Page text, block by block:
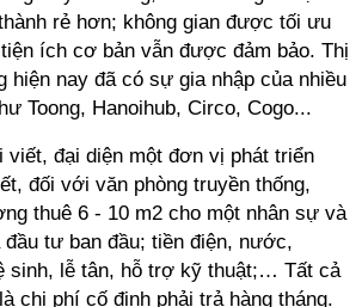
rẻ hơn; không gian được tối ưu
ích cơ bản vẫn được đảm bảo. Thị
hiện nay đã có sự gia nhập của nhiều
Toong, Hanoihub, Circo, Cogo...
đại diện một đơn vị phát triển
đối với văn phòng truyền thống,
thuê 6 - 10 m2 cho một nhân sự và
tư ban đầu; tiền điện, nước,
sinh, lễ tân, hỗ trợ kỹ thuật;… Tất cả
chi phí cố định phải trả hàng tháng.